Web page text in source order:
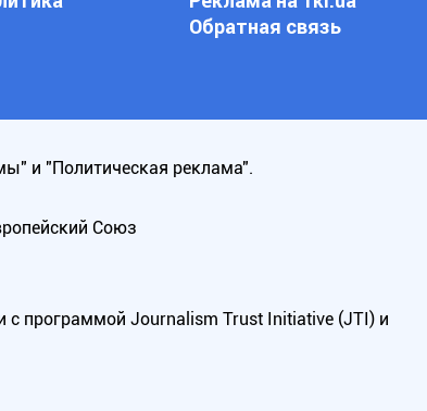
Обратная связь
и "Политическая реклама".
Союз
с программой Journalism Trust Initiative (JTI) и